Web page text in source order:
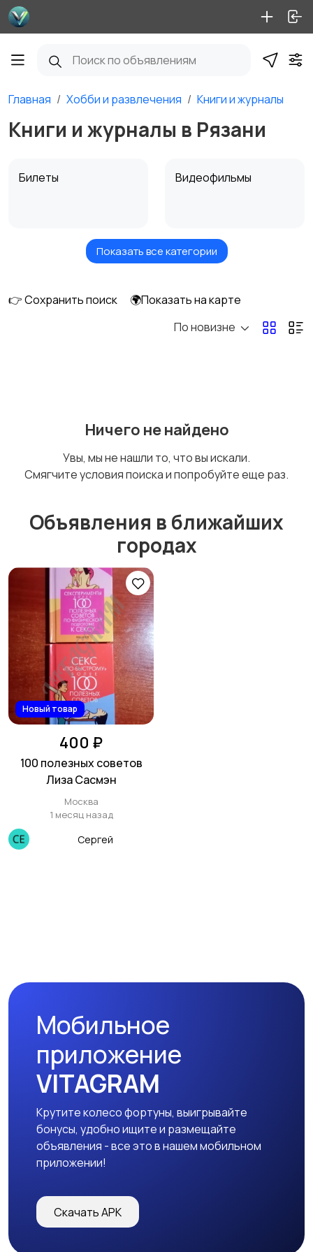
Главная Хобби и развлечения Книги и журналы
Книги и журналы в Рязани
Билеты Видеофильмы
Игровые приставки
Игры для приставок и
Коллекционирование
инструменты
Показать все категории
👉 Сохранить поиск
🌍Показать на карте
По новизне
Ничего не найдено
Увы, мы не нашли то, что вы искали.
Смягчите условия поиска и попробуйте еще раз.
Объявления в ближайших
городах
Новый товар
400 ₽
100 полезных советов
Лиза Сасмэн
Москва
1 месяц назад
Сергей
Мобильное
приложение
VITAGRAM
Крутите колесо фортуны, выигрывайте
бонусы, удобно ищите и размещайте
объявления - все это в нашем мобильном
приложении!
Скачать APK